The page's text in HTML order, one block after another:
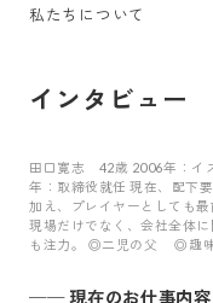
私たちについて
インタビュー
田口寛志 42歳 2006年：
年：取締役就任 現在、配下
加え、プレイヤーとしても
現場だけでなく、会社全体
も注力。 ◎二児の父 ◎趣味
──現在のお仕事内